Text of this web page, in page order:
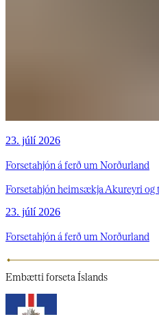
23. júlí 2026
Forsetahjón á ferð um Norðurland
Forsetahjón heimsækja Akureyri
23. júlí 2026
Forsetahjón á ferð um Norðurland
Embætti forseta Íslands